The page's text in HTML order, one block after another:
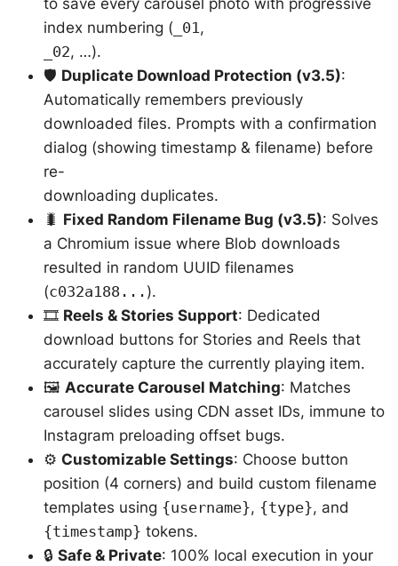
to save every carousel photo with progressive
index numbering ( _01,
_02, …).
🛡️ Duplicate Download Protection (v3.5):
Automatically remembers previously
downloaded files. Prompts with a confirmation
dialog (showing timestamp & filename) before
re-
downloading duplicates.
🐛 Fixed Random Filename Bug (v3.5): Solves
a Chromium issue where Blob downloads
resulted in random UUID filenames
(c032a188... ).
🎞️ Reels & Stories Support: Dedicated
download buttons for Stories and Reels that
accurately capture the currently playing item.
🖼️ Accurate Carousel Matching: Matches
carousel slides using CDN asset IDs, immune to
Instagram preloading offset bugs.
⚙️ Customizable Settings: Choose button
position (4 corners) and build custom filename
templates using {username}, {type}, and
{timestamp} tokens.
🔒 Safe & Private: 100% local execution in your